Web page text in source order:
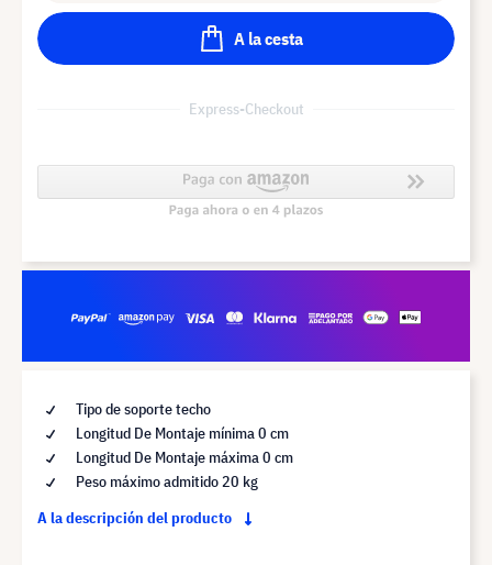
A la cesta
Express-Checkout
Tipo de soporte techo
Longitud De Montaje mínima 0 cm
Longitud De Montaje máxima 0 cm
Peso máximo admitido 20 kg
A la descripción del producto